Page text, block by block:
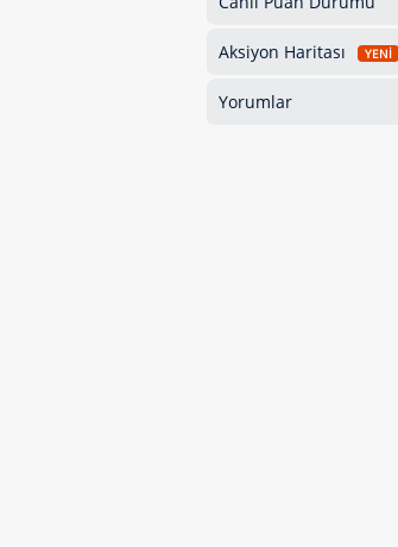
Aksiyon Haritası YENİ
Yorumlar